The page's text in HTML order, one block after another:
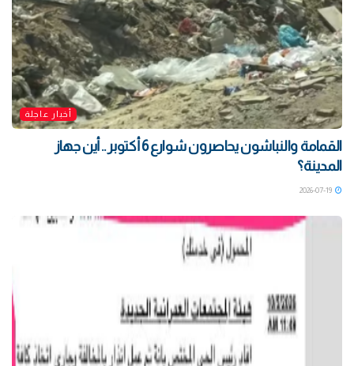
أخبار عاجلة
القمامة والنباشون يحاصرون شوارع 6 أكتوبر .. أين جهاز
المدينة؟